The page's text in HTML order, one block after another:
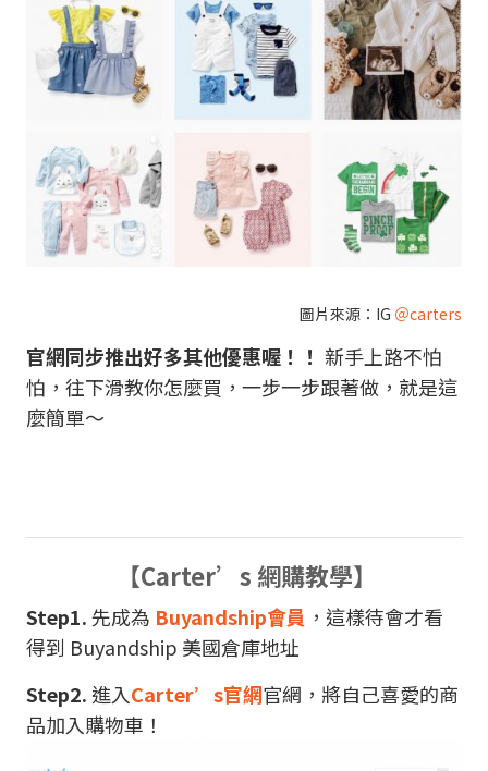
圖片來源：IG ＠carters
官網同步推出好多其他優惠喔！！ 新手上路不怕
怕，往下滑教你怎麼買，一步一步跟著做，就是這
麼簡單～
【Carter’s 網購教學】
Step1.先成為 Buyandship會員 ，這樣待會才看
得到 Buyandship 美國倉庫地址
Step2. 進入Carter’s官網官網，將自己喜愛的商
品加入購物車！